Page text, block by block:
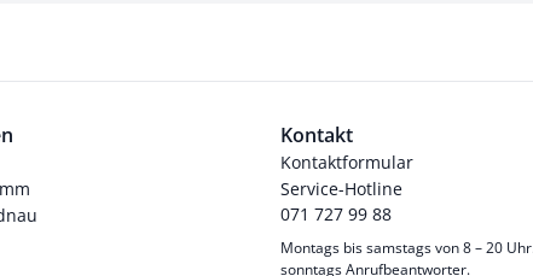
Kontakt
Kontaktformular
Service-Hotline
071 727 99 88
Montags bis samstags von 8 – 20
sonntags Anrufbeantworter.